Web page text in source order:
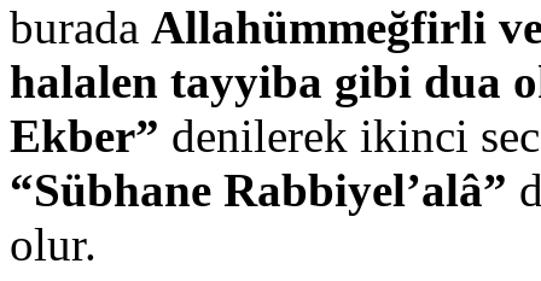
burada Allahümmeğfirli
halalen tayyiba gibi dua
Ekber” denilerek ikinci
“Sübhane Rabbiyel’alâ”
olur.